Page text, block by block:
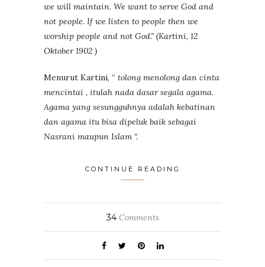
we will maintain. We want to serve God and
not people. If we listen to people then we
worship people and not God.” (Kartini, 12
Oktober 1902 )
Menurut Kartini, “ tolong menolong dan cinta
mencintai , itulah nada dasar segala agama.
Agama yang sesungguhnya adalah kebatinan
dan agama itu bisa dipeluk baik sebagai
Nasrani maupun Islam “.
CONTINUE READING
34Comments